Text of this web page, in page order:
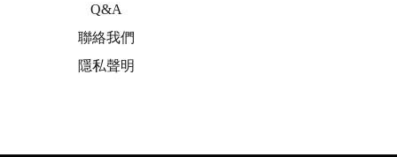
Q&A
聯絡我們
隱私聲明